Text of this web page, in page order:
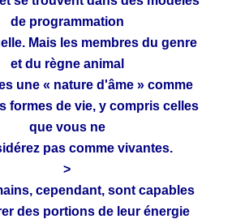
de programmation
Mais les membres du genre
et du règne animal
une « nature d'âme » comme
formes de vie, y compris celles
que vous ne
pas comme vivantes.
>
cependant, sont capables
des portions de leur énergie